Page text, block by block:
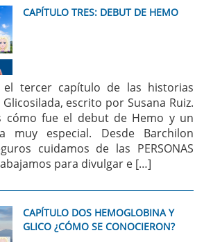
CAPÍTULO TRES: DEBUT DE HEMO
el tercer capítulo de las historias
escrito por Susana Ruiz.
cómo fue el debut de Hemo y un
muy especial. Desde Barchilon
cuidamos de las PERSONAS
para divulgar e […]
CAPÍTULO DOS HEMOGLOBINA Y
GLICO ¿CÓMO SE CONOCIERON?